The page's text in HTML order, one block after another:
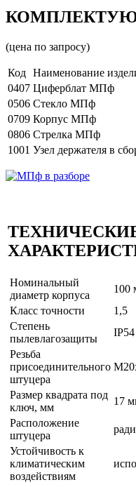
(цена по запросу)
Код Наименование
0407 Циферблат МПф
0506 Стекло МПф
0709 Корпус МПф
0806 Стрелка МПф
1001 Узел держателя в
Номинальный
диаметр корпуса
100
Класс точности
1,5
Степень
пылевлагозащиты
IP54
Резьба
присоединительного
штуцера
Размер квадрата под
ключ, мм
17
Расположение
штуцера
Устойчивость к
климатическим
воздействиям